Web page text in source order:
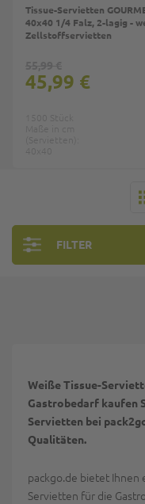
Tissue-Servietten
40x40 1/4 Falz, 2-lagig -
Zellstoffservietten
45,99 €
FILTER
Weiße Tissue-
Gastrobedarf kaufen
Servietten bei
Qualitäten.
packgo.de bietet Ihnen
Servietten für die